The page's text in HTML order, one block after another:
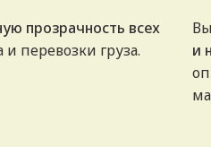
прозрачность всех
перевозки груза.
и